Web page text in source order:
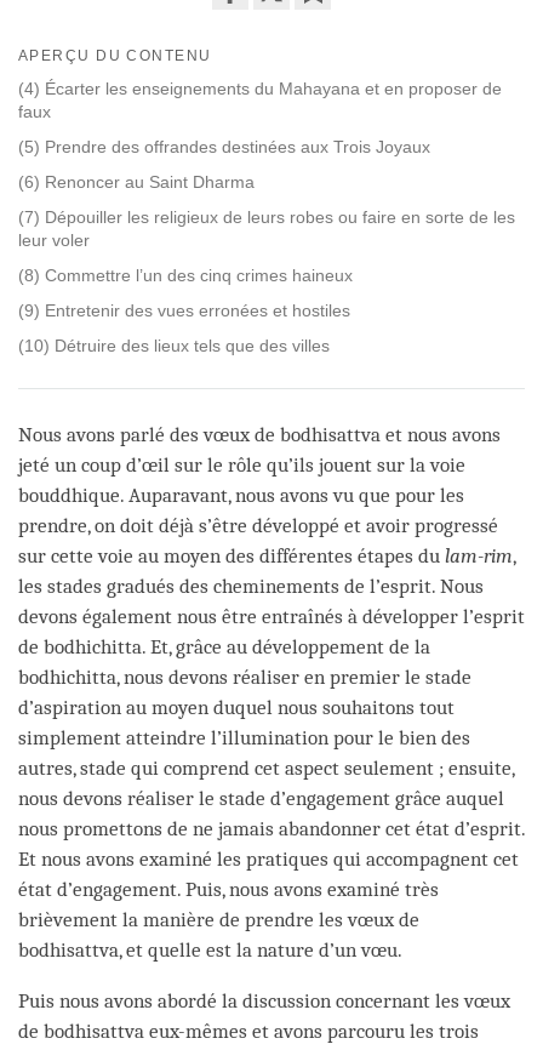
facebook
APERÇU DU CONTENU
(4) Écarter les enseignements du Mahayana et en proposer de
faux
(5) Prendre des offrandes destinées aux Trois Joyaux
(6) Renoncer au Saint Dharma
(7) Dépouiller les religieux de leurs robes ou faire en sorte de les
leur voler
(8) Commettre l’un des cinq crimes haineux
(9) Entretenir des vues erronées et hostiles
(10) Détruire des lieux tels que des villes
Nous avons parlé des vœux de bodhisattva et nous avons
jeté un coup d’œil sur le rôle qu’ils jouent sur la voie
bouddhique. Auparavant, nous avons vu que pour les
prendre, on doit déjà s’être développé et avoir progressé
sur cette voie au moyen des différentes étapes du lam-rim,
les stades gradués des cheminements de l’esprit. Nous
devons également nous être entraînés à développer l’esprit
de bodhichitta. Et, grâce au développement de la
bodhichitta, nous devons réaliser en premier le stade
d’aspiration au moyen duquel nous souhaitons tout
simplement atteindre l’illumination pour le bien des
autres, stade qui comprend cet aspect seulement ; ensuite,
nous devons réaliser le stade d’engagement grâce auquel
nous promettons de ne jamais abandonner cet état d’esprit.
Et nous avons examiné les pratiques qui accompagnent cet
état d’engagement. Puis, nous avons examiné très
brièvement la manière de prendre les vœux de
bodhisattva, et quelle est la nature d’un vœu.
Puis nous avons abordé la discussion concernant les vœux
de bodhisattva eux-mêmes et avons parcouru les trois